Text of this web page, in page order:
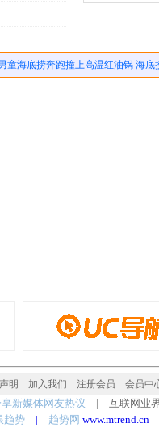
童海底捞奔跑撞上高温红油锅 海底
明 加入我们 注册会员 会员中
新媒体网友热议 | 互联网业
趋势 | 趋势网 www.mtrend.cn